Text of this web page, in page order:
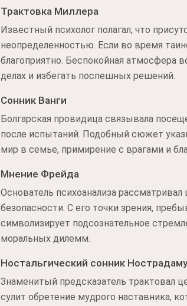
Трактовка Миллера
Известный психолог полагал, что
неопределенностью. Если во время
благоприятно. Беспокойная атмосфера
делах и избегать поспешных решений.
Сонник Ванги
Болгарская провидица связывала
после испытаний. Подобный сюжет
мир в семье, примирение с врагами и
Мнение Фрейда
Основатель психоанализа
безопасности. С его точки зрения,
символизирует подсознательное
моральных дилемм.
Ностальгический сонник
Знаменитый предсказатель трактовал
сулит обретение мудрого наставника,